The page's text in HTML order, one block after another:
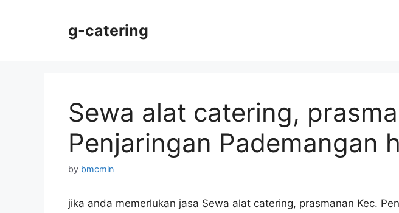
g-catering
Sewa alat catering,
Penjaringan Pademangan
by bmcmin
jika anda memerlukan jasa Sewa alat catering, prasmanan Kec.